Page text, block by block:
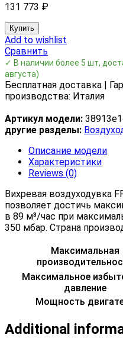
131 773 ₽
Купить
Add to wishlist
Сравнить
✓ В наличии более 5 шт,
августа)
Бесплатная доставка |
производства: Италия
Артикул модели:
другие разделы:
Описание модели
Характеристики
Reviews (0)
Вихревая воздуходувка
позволяет достичь
в 89 м³/час при
350 мбар. Страна
Максимальная
Максимальное
давление
Мощность
Additional